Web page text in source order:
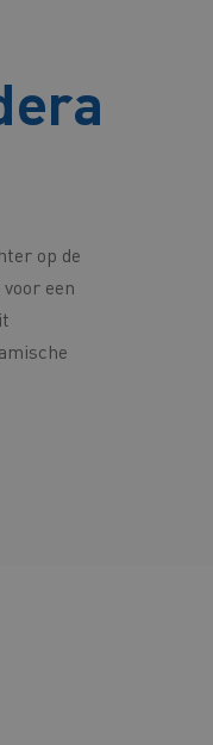
op de
een